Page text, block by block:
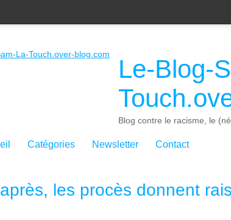
Le-Blog-
Blog contre le racisme, le
Catégories Newsletter Contact
les procès donnent